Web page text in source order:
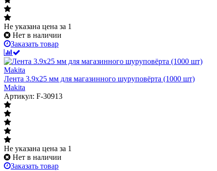
Не указана цена за 1
Нет в наличии
Заказать товар
Лента 3.9x25 мм для магазинного шуруповёрта (1000 шт)
Makita
Артикул: F-30913
Не указана цена за 1
Нет в наличии
Заказать товар